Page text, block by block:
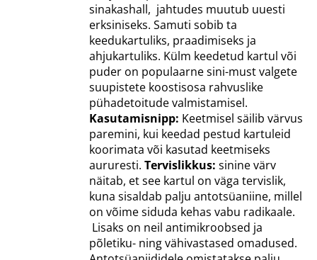
sinakashall, jahtudes muutub uuesti
erksiniseks. Samuti sobib ta
keedukartuliks, praadimiseks ja
ahjukartuliks. Külm keedetud kartul või
puder on populaarne sini-must valgete
suupistete koostisosa rahvuslike
pühadetoitude valmistamisel.
Kasutamisnipp: Keetmisel säilib värvus
paremini, kui keedad pestud kartuleid
koorimata või kasutad keetmiseks
aururesti. Tervislikkus: sinine värv
näitab, et see kartul on väga tervislik,
kuna sisaldab palju antotsüaniine, millel
on võime siduda kehas vabu radikaale.
Lisaks on neil antimikroobsed ja
põletiku- ning vähivastased omadused.